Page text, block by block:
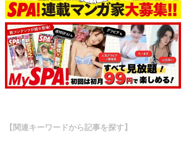
【関連キーワードから記事を探す】